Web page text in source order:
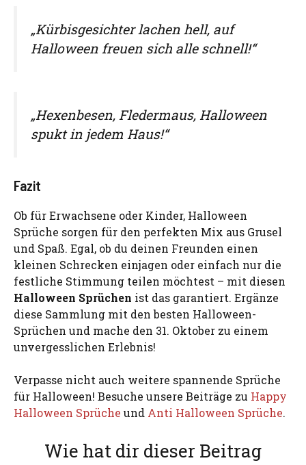
„Kürbisgesichter lachen hell, auf
Halloween freuen sich alle schnell!“
„Hexenbesen, Fledermaus, Halloween
spukt in jedem Haus!“
Fazit
Ob für Erwachsene oder Kinder, Halloween
Sprüche sorgen für den perfekten Mix aus Grusel
und Spaß. Egal, ob du deinen Freunden einen
kleinen Schrecken einjagen oder einfach nur die
festliche Stimmung teilen möchtest – mit diesen
Halloween Sprüchen ist das garantiert. Ergänze
diese Sammlung mit den besten Halloween-
Sprüchen und mache den 31. Oktober zu einem
unvergesslichen Erlebnis!
Verpasse nicht auch weitere spannende Sprüche
für Halloween! Besuche unsere Beiträge zu Happy
Halloween Sprüche und Anti Halloween Sprüche.
Wie hat dir dieser Beitrag